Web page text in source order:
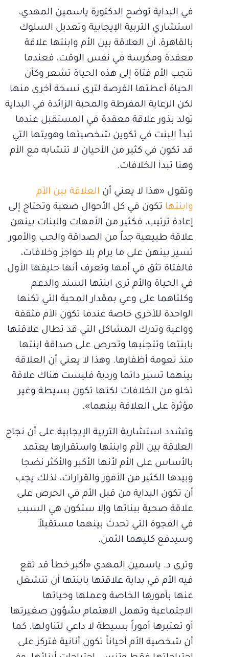
في البداية توضح الدكتورة ياسمين المهدي،
استشاري التربية الإيجابية وتعديل السلوك
بالقاهرة، أن العلاقة بين الأم وابنتها علاقة
معقدة ومكرسة في نفس الوقت، فعندما
تنجب الأم فتاة إلى هذه الحياة تشعر وكأن
الحياة أعطتها الفرصة لترى نسخة أخرى منها
لكن الرعاية المفرطة والمحبة الزائدة في البداية
تولد بذور علاقة معقدة في المستقبل عندما
تبدأ البنت في تكوين شخصيتها وهويتها التي
قد تكون في كثير من الأحيان لا تتشابه مع الأم
وهنا تبدأ الخلافات.
وتقول «هذا لا يعني أن العلاقة بين الأم
وابنتها تكون في كل الأحوال صعبة وتحتاج إلى
إعادة ترتيب، فكثير من الأمهات والبنات بينهن
علاقة طبيعية جداً من الصداقة والحب والأمور
تسير بينهن على ما يرام بلا حواجز وخلافات،
فالفتاة تثق في أمها وتعرف أنها حليفها الأول
في الحياة والأم ترى ابنتها السند والدعم
وكلتاهما على وعي بمقدار المحبة التي تكنها
الواحدة للأخرى خاصة عندما تكون الأم مثقفة
وواعية وتدرك المشاكل التي قد تطال علاقتها
بابنتها وتتجنبها وتحرص على صداقة ابنتها
منذ نعومة أظفارها. وهذا لا يعني أن العلاقة
بينهما تسير دائما وردية فليست هناك علاقة
تخلو من الخلافات لكنها تكون بسيطة وغير
مؤثرة على العلاقة بينهما».
وتشدد استشارية التربية الإيجابية على أن نجاح
العلاقة بين الأم وابنتها واستقرارها يعتمد
بالأساس على الأم لأنها الأكبر والأكثر نضجا
وبيدها الكثير من الأمور والقرارات، لذلك يجب
أن تكون البداية من قبل الأم في الحرص على
علاقة صحية ببناتها وإلا ستكون هي السبب
في الفجوة التي تحدث بينهما مستقبلاً
وسيدفع كليهما الثمن.
وترى د. ياسمين المهدي «أكبر خطأ قد تقع
فيه الأم في بداية علاقتها بابنتها أن تنشغل
عنها بأمورها الخاصة وعملها وحياتها
الاجتماعية وتهمل الاهتمام بشؤون صغيرتها
أو تعتبرها أموراً بسيطة لا داعي لتناولها. كما
أن شخصية الأم أحياناً تكون أنانية فتركز على